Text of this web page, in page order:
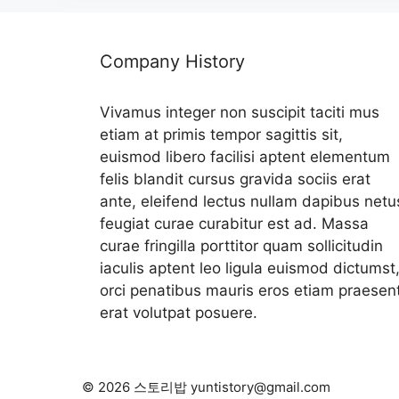
Company History
Vivamus integer non suscipit taciti mus
etiam at primis tempor sagittis sit,
euismod libero facilisi aptent elementum
felis blandit cursus gravida sociis erat
ante, eleifend lectus nullam dapibus
feugiat curae curabitur est ad. Massa
curae fringilla porttitor quam sollicitudin
iaculis aptent leo ligula euismod dictumst,
orci penatibus mauris eros etiam
erat volutpat posuere.
© 2026 스토리밥 yuntistory@gmail.com